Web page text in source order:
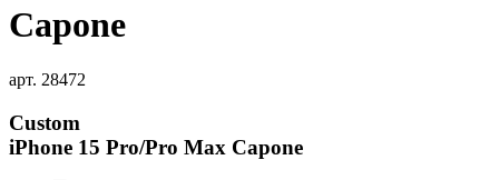
Capone
арт. 28472
Custom
iPhone 15 Pro/Pro Max Capone